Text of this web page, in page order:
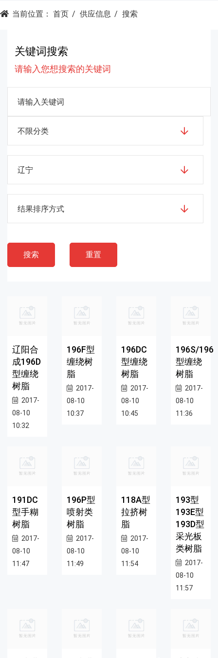
当前位置： 首页 供应信息 搜索
关键词搜索
请输入您想搜索的关键词
不限分类
辽宁
结果排序方式
搜索 重置
辽阳合
成196D
型缠绕
树脂
2017-
08-10
10:32
196F型
缠绕树
脂
2017-
08-10
10:37
196DC
型缠绕
树脂
2017-
08-10
10:45
196S/196
型缠绕
树脂
2017-
08-10
11:36
191DC
型手糊
树脂
2017-
08-10
11:47
196P型
喷射类
树脂
2017-
08-10
11:49
118A型
拉挤树
脂
2017-
08-10
11:54
193型
193E型
193D型
采光板
类树脂
2017-
08-10
11:57